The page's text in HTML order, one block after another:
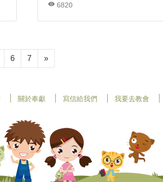
6820
6 7 »
關於奉獻 寫信給我們 我要去教會